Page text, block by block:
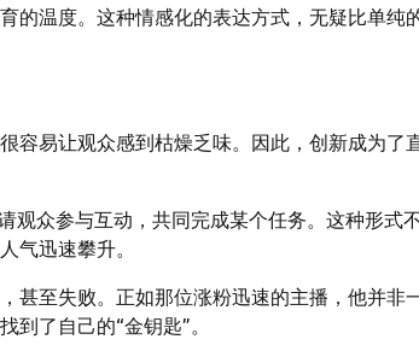
的温度。这种情感化的表达方式，无疑比单纯
容易让观众感到枯燥乏味。因此，创新成为了
观众参与互动，共同完成某个任务。这种形式
气迅速攀升。
甚至失败。正如那位涨粉迅速的主播，他并非
了自己的“金钥匙”。